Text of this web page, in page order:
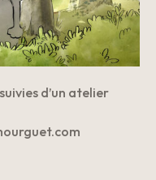
d’un atelier